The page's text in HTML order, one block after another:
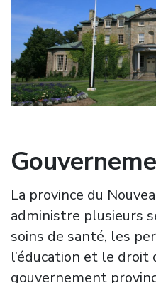
La province du
administre plusieurs
soins de santé, les
l’éducation et le droit
gouvernement